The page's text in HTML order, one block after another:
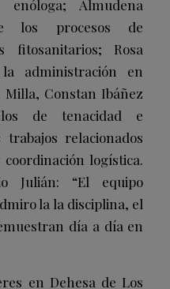
Almudena
los procesos de
fitosanitarios; Rosa
administración en
Constan Ibáñez
de tenacidad e
relacionados
logística.
Julián: “El equipo
la la disciplina, el
día a día en
en Dehesa de Los